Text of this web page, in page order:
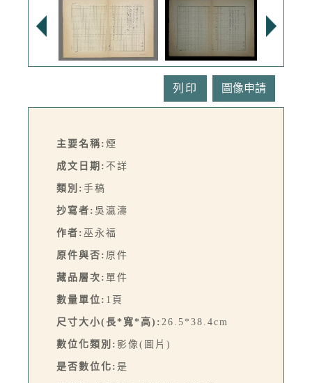
列印
主要名稱: 煙
成文日期: 不詳
類別: 手稿
抄寫者: 吳瀛濤
作者: 巫永福
原件與否: 原件
藏品層次: 單件
數量單位: 1頁
尺寸大小(長*寬*高): 26.5*38.4cm
數位化類別: 影像(圖片)
是否數位化: 是